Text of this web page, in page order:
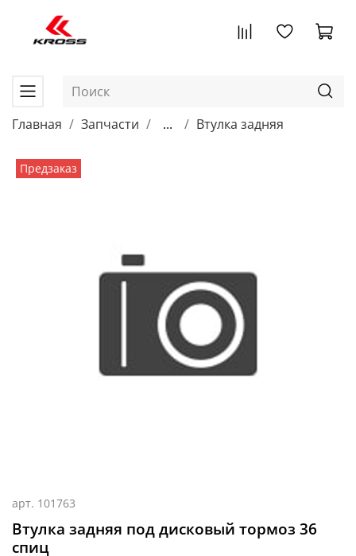
Главная Запчасти ... Втулка задняя
Предзаказ
арт. 101763
Втулка задняя под дисковый тормоз 36
спиц